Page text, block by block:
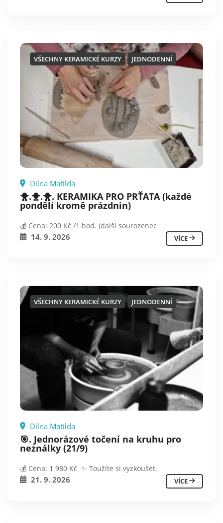
VŠECHNY KERAMICKÉ KURZY JEDNODENNÍ
Dílna Matilda
🐥.🐥.🐥. KERAMIKA PRO PRŤATA (každé
pondělí kromě prázdnin)
💰 Cena: 200 Kč /1 hod. (další sourozenec
14. 9. 2026 VÍCE
VŠECHNY KERAMICKÉ KURZY JEDNODENNÍ
Dílna Matilda
🎯. Jednorázové točení na kruhu pro
neználky (21/9)
💰 Cena: 1 980 Kč ✨ Toužíte si vyzkoušet,
21. 9. 2026 VÍCE